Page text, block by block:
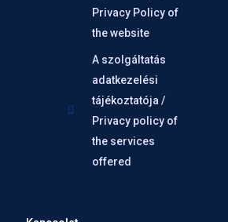
Privacy Policy of
the website
A szolgáltatás
adatkezelési
tájékoztatója /
Privacy policy of
the services
offered